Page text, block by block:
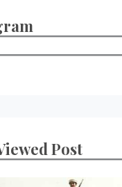
Post